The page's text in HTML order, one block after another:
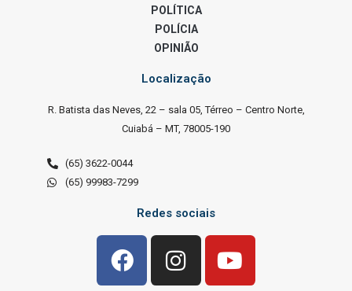
POLÍTICA
POLÍCIA
OPINIÃO
Localização
R. Batista das Neves, 22 – sala 05, Térreo – Centro Norte,
Cuiabá – MT, 78005-190
(65) 3622-0044
(65) 99983-7299
Redes sociais